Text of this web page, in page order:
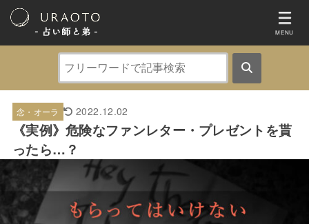
- 占い師と弟 ‐ MENU
念・オーラ 2022.12.02
《実例》危険なファンレター・プレゼントを貰
ったら…？